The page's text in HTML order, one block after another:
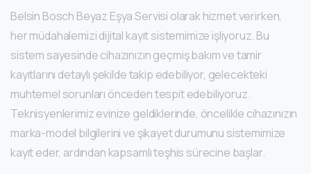
Belsin Bosch Beyaz Eşya Servisi olarak hizmet verirken,
her müdahalemizi dijital kayıt sistemimize işliyoruz. Bu
sistem sayesinde cihazınızın geçmiş bakım ve tamir
kayıtlarını detaylı şekilde takip edebiliyor, gelecekteki
muhtemel sorunları önceden tespit edebiliyoruz.
Teknisyenlerimiz evinize geldiklerinde, öncelikle cihazınızın
marka-model bilgilerini ve şikayet durumunu sistemimize
kayıt eder, ardından kapsamlı teşhis sürecine başlar.